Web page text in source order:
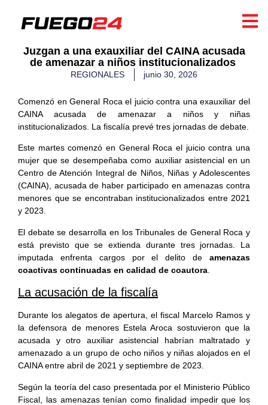
​Juzgan a una exauxiliar del CAINA acusada
de amenazar a niños institucionalizados
REGIONALES junio 30, 2026
Comenzó en General Roca el juicio contra una exauxiliar del
CAINA acusada de amenazar a niños y niñas
institucionalizados. La fiscalía prevé tres jornadas de debate.
Este martes comenzó en General Roca el juicio contra una
mujer que se desempeñaba como auxiliar asistencial en un
Centro de Atención Integral de Niños, Niñas y Adolescentes
(CAINA), acusada de haber participado en amenazas contra
menores que se encontraban institucionalizados entre 2021
y 2023.
El debate se desarrolla en los Tribunales de General Roca y
está previsto que se extienda durante tres jornadas. La
imputada enfrenta cargos por el delito de amenazas
coactivas continuadas en calidad de coautora
La acusación de la fiscalía
Durante los alegatos de apertura, el fiscal Marcelo Ramos y
la defensora de menores Estela Aroca sostuvieron que la
acusada y otro auxiliar asistencial habrían maltratado y
amenazado a un grupo de ocho niños y niñas alojados en el
CAINA entre abril de 2021 y septiembre de 2023.
Según la teoría del caso presentada por el Ministerio Público
Fiscal, las amenazas tenían como finalidad impedir que los